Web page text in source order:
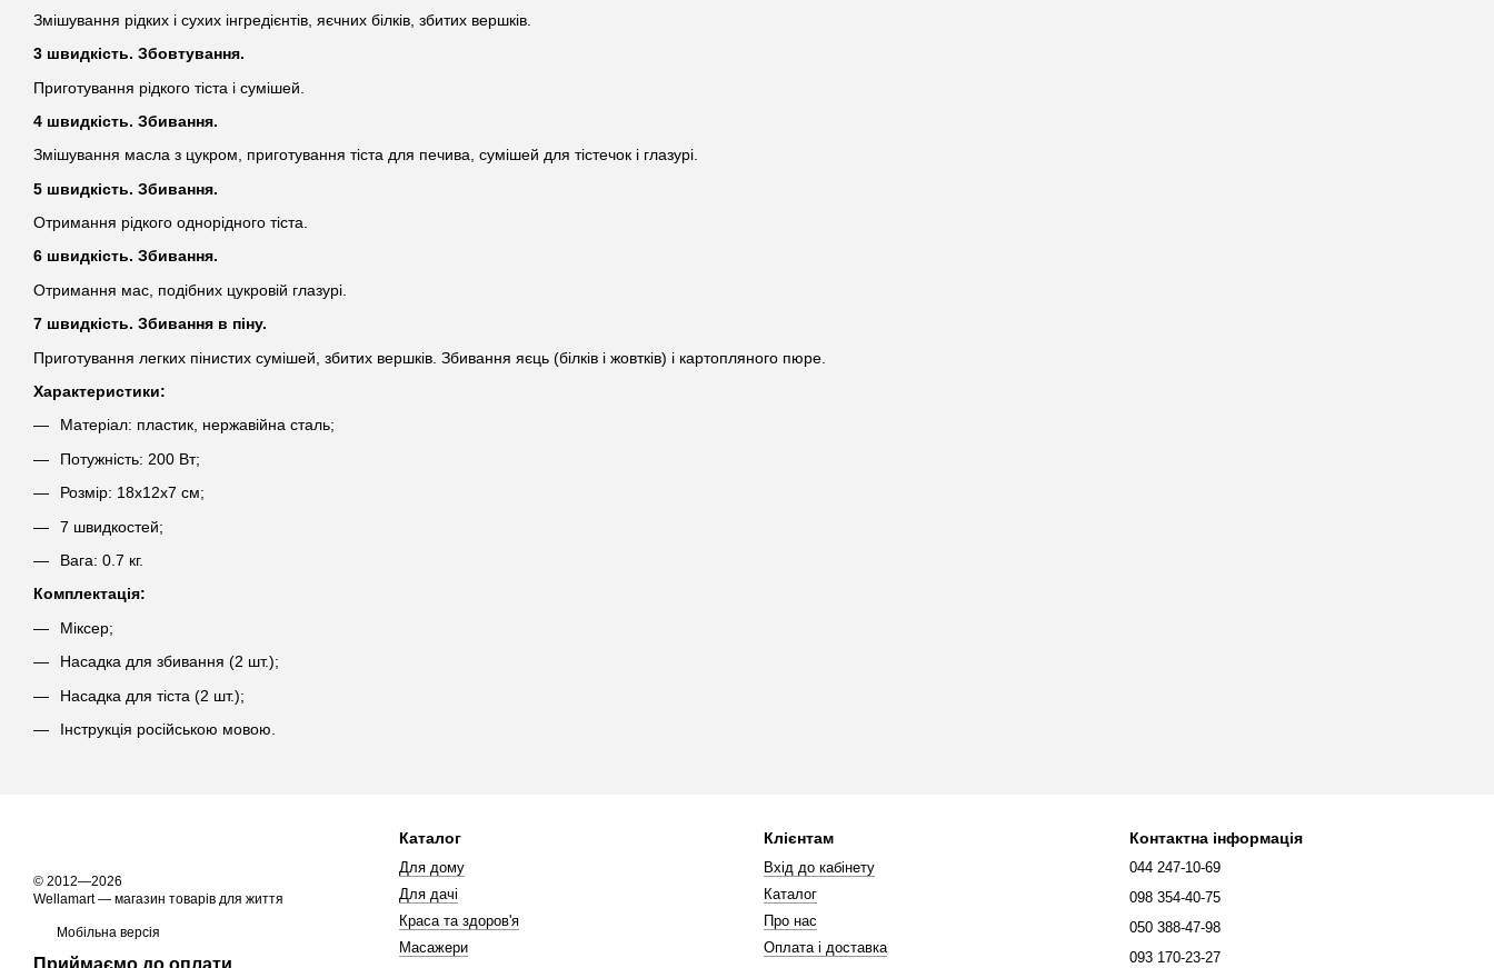
Змішування рідких і сухих інгредієнтів, яєчних білків, збитих вершків.
3 швидкість. Збовтування.
Приготування рідкого тіста і сумішей.
4 швидкість. Збивання.
Змішування масла з цукром, приготування тіста для печива, сумішей для тістечок і глазурі.
5 швидкість. Збивання.
Отримання рідкого однорідного тіста.
6 швидкість. Збивання.
Отримання мас, подібних цукровій глазурі.
7 швидкість. Збивання в піну.
Приготування легких пінистих сумішей, збитих вершків. Збивання яєць (білків і жовтків) і картопляного пюре.
Характеристики:
Матеріал: пластик, нержавійна сталь;
Потужність: 200 Вт;
Розмір: 18х12х7 см;
7 швидкостей;
Вага: 0.7 кг.
Комплектація:
Міксер;
Насадка для збивання (2 шт.);
Насадка для тіста (2 шт.);
Інструкція російською мовою.
© 2012—2026
Wellamart — магазин товарів для життя
Мобільна версія
Приймаємо до оплати
Каталог
Для дому
Для дачі
Краса та здоров'я
Масажери
Клієнтам
Вхід до кабінету
Каталог
Про нас
Оплата і доставка
Контактна інформація
044 247-10-69
098 354-40-75
050 388-47-98
093 170-23-27